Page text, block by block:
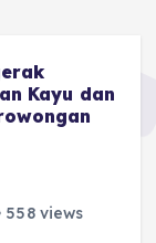
Kayu dan
558 views